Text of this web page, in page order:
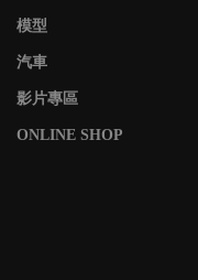
模型
汽車
影片專區
ONLINE SHOP